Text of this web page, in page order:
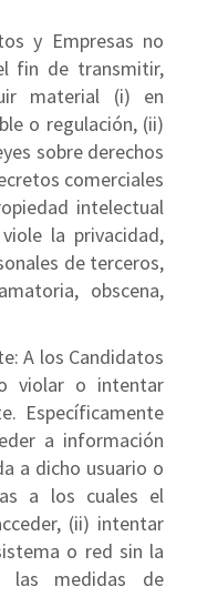
y Empresas no
fin de transmitir,
material (i) en
o regulación, (ii)
sobre derechos
comerciales
intelectual
la privacidad,
de terceros,
obscena,
A los Candidatos
violar o intentar
Específicamente
a información
a dicho usuario o
a los cuales el
(ii) intentar
o red sin la
las medidas de